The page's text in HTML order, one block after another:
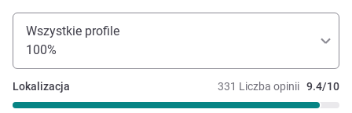
Wszystkie profile
100%
331 Liczba opinii 9.4/10
Lokalizacja